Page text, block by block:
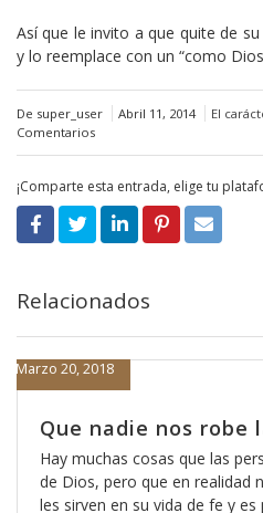
Así que le invito a que quite de
y lo reemplace con un “como
De super_user Abril 11, 2014 El
Comentarios
¡Comparte esta entrada, elige tu
Relacionados
Que nadie nos robe
Marzo 20, 2018
Hay muchas cosas que las
de Dios, pero que en realidad
les sirven en su vida de fe y